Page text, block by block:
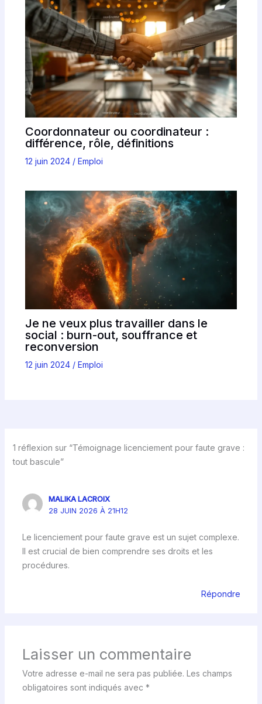
Coordonnateur ou coordinateur :
différence, rôle, définitions
12 juin 2024 / Emploi
Je ne veux plus travailler dans le
social : burn-out, souffrance et
reconversion
12 juin 2024 / Emploi
1 réflexion sur “Témoignage licenciement pour faute grave :
tout bascule”
MALIKA LACROIX
28 JUIN 2026 À 21H12
Le licenciement pour faute grave est un sujet complexe.
Il est crucial de bien comprendre ses droits et les
procédures.
Répondre
Laisser un commentaire
Votre adresse e-mail ne sera pas publiée. Les champs
obligatoires sont indiqués avec *